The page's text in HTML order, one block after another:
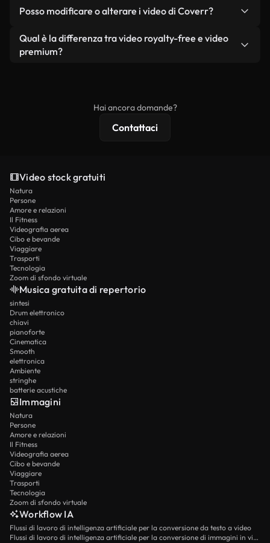
condizione che non si rivendano o ridistribuiscano
reali o generati dall'intelligenza artificiale, include
filigrane. Avrai a disposizione filmati puliti e pronti
all'uso.
Posso modificare o alterare i video di Coverr?
Sì. Siete liberi di tagliare, ritagliare o remixare i
nostri video. Assicuratevi solo che il prodotto
Qual è la differenza tra video royalty-free e video
premium?
Hai ancora domande?
Contattaci
Video stock gratuiti
Natura
Persone
Amore e relazioni
Il Fitness
Videografia aerea
Cibo e bevande
Viaggiare
Trasporti
Tecnologia
Zoom di sfondo virtuale
Musica gratuita di repertorio
sintesi
Drum elettronico
chiavi
pianoforte
Cinematica
Smooth
elettronica
Ambiente
stringhe
batterie acustiche
Immagini
Natura
Persone
Amore e relazioni
Il Fitness
Videografia aerea
Cibo e bevande
Viaggiare
Trasporti
Tecnologia
Zoom di sfondo virtuale
Workflow IA
Flussi di lavoro di intelligenza artificiale per la conversione da testo a video
Flussi di lavoro di intelligenza artificiale per la conversione di immagini in video